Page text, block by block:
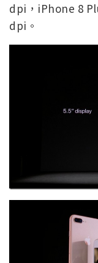
dpi，iPhone 8
dpi。